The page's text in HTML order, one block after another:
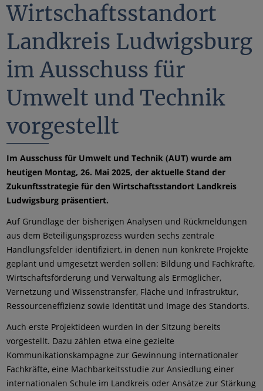
Wirtschaftsstandort
Landkreis Ludwigsburg
im Ausschuss für
Umwelt und Technik
vorgestellt
Im Ausschuss für Umwelt und Technik (AUT) wurde am
heutigen Montag, 26. Mai 2025, der aktuelle Stand der
Zukunftsstrategie für den Wirtschaftsstandort Landkreis
Ludwigsburg präsentiert.
Auf Grundlage der bisherigen Analysen und Rückmeldungen
aus dem Beteiligungsprozess wurden sechs zentrale
Handlungsfelder identifiziert, in denen nun konkrete Projekte
geplant und umgesetzt werden sollen: Bildung und Fachkräfte,
Wirtschaftsförderung und Verwaltung als Ermöglicher,
Vernetzung und Wissenstransfer, Fläche und Infrastruktur,
Ressourceneffizienz sowie Identität und Image des Standorts.
Auch erste Projektideen wurden in der Sitzung bereits
vorgestellt. Dazu zählen etwa eine gezielte
Kommunikationskampagne zur Gewinnung internationaler
Fachkräfte, eine Machbarkeitsstudie zur Ansiedlung einer
internationalen Schule im Landkreis oder Ansätze zur Stärkung